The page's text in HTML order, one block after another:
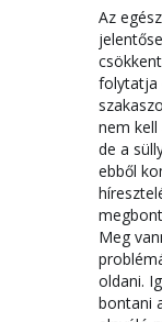
Az
folytatja
nem
de a
ebből
Meg
oldani.
bontani